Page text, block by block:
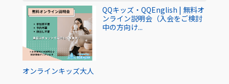
オンラインキッズ大人
QQキッズ・QQEnglish | 無料オ
ンライン説明会（入会をご検討
中の方向け...